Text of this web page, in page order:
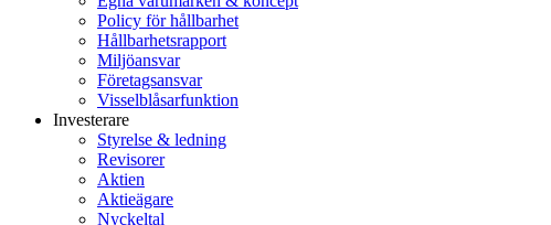
Policy för hållbarhet
Hållbarhetsrapport
Miljöansvar
Företagsansvar
Visselblåsarfunktion
Investerare
Styrelse & ledning
Revisorer
Aktien
Aktieägare
Nyckeltal